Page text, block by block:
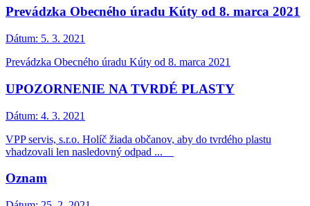
Prevádzka Obecného úradu Kúty od 8. marca 2021
Dátum: 5. 3. 2021
Prevádzka Obecného úradu Kúty od 8. marca 2021
UPOZORNENIE NA TVRDÉ PLASTY
Dátum: 4. 3. 2021
VPP servis, s.r.o. Holíč žiada občanov, aby do tvrdého plastu
vhadzovali len nasledovný odpad ...
Oznam